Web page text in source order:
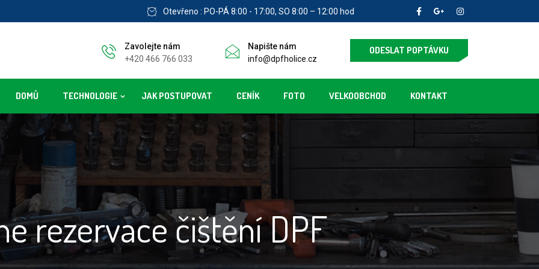
Otevřeno : PO-PÁ 8:00 - 17:00, SO 8:00 – 12:00 hod
Zavolejte nám
+420 466 766 033
Napište nám
info@dpfholice.cz
ODESLAT POPTÁVKU
DOMŮ TECHNOLOGIE JAK POSTUPOVAT CENÍK FOTO VELKOOBCHOD KONTAKT
rezervace čištění DPF